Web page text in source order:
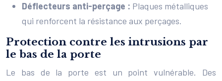
Déflecteurs anti-perçage : Plaques métalliques
qui renforcent la résistance aux perçages.
Protection contre les intrusions par
le bas de la porte
Le bas de la porte est un point vulnérable. Des